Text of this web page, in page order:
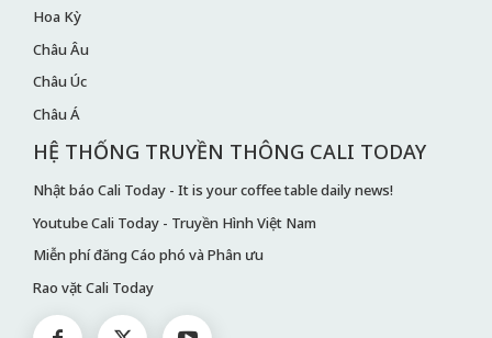
Hoa Kỳ
Châu Âu
Châu Úc
Châu Á
HỆ THỐNG TRUYỀN THÔNG CALI TODAY
Nhật báo Cali Today - It is your coffee table daily news!
Youtube Cali Today - Truyền Hình Việt Nam
Miễn phí đăng Cáo phó và Phân ưu
Rao vặt Cali Today